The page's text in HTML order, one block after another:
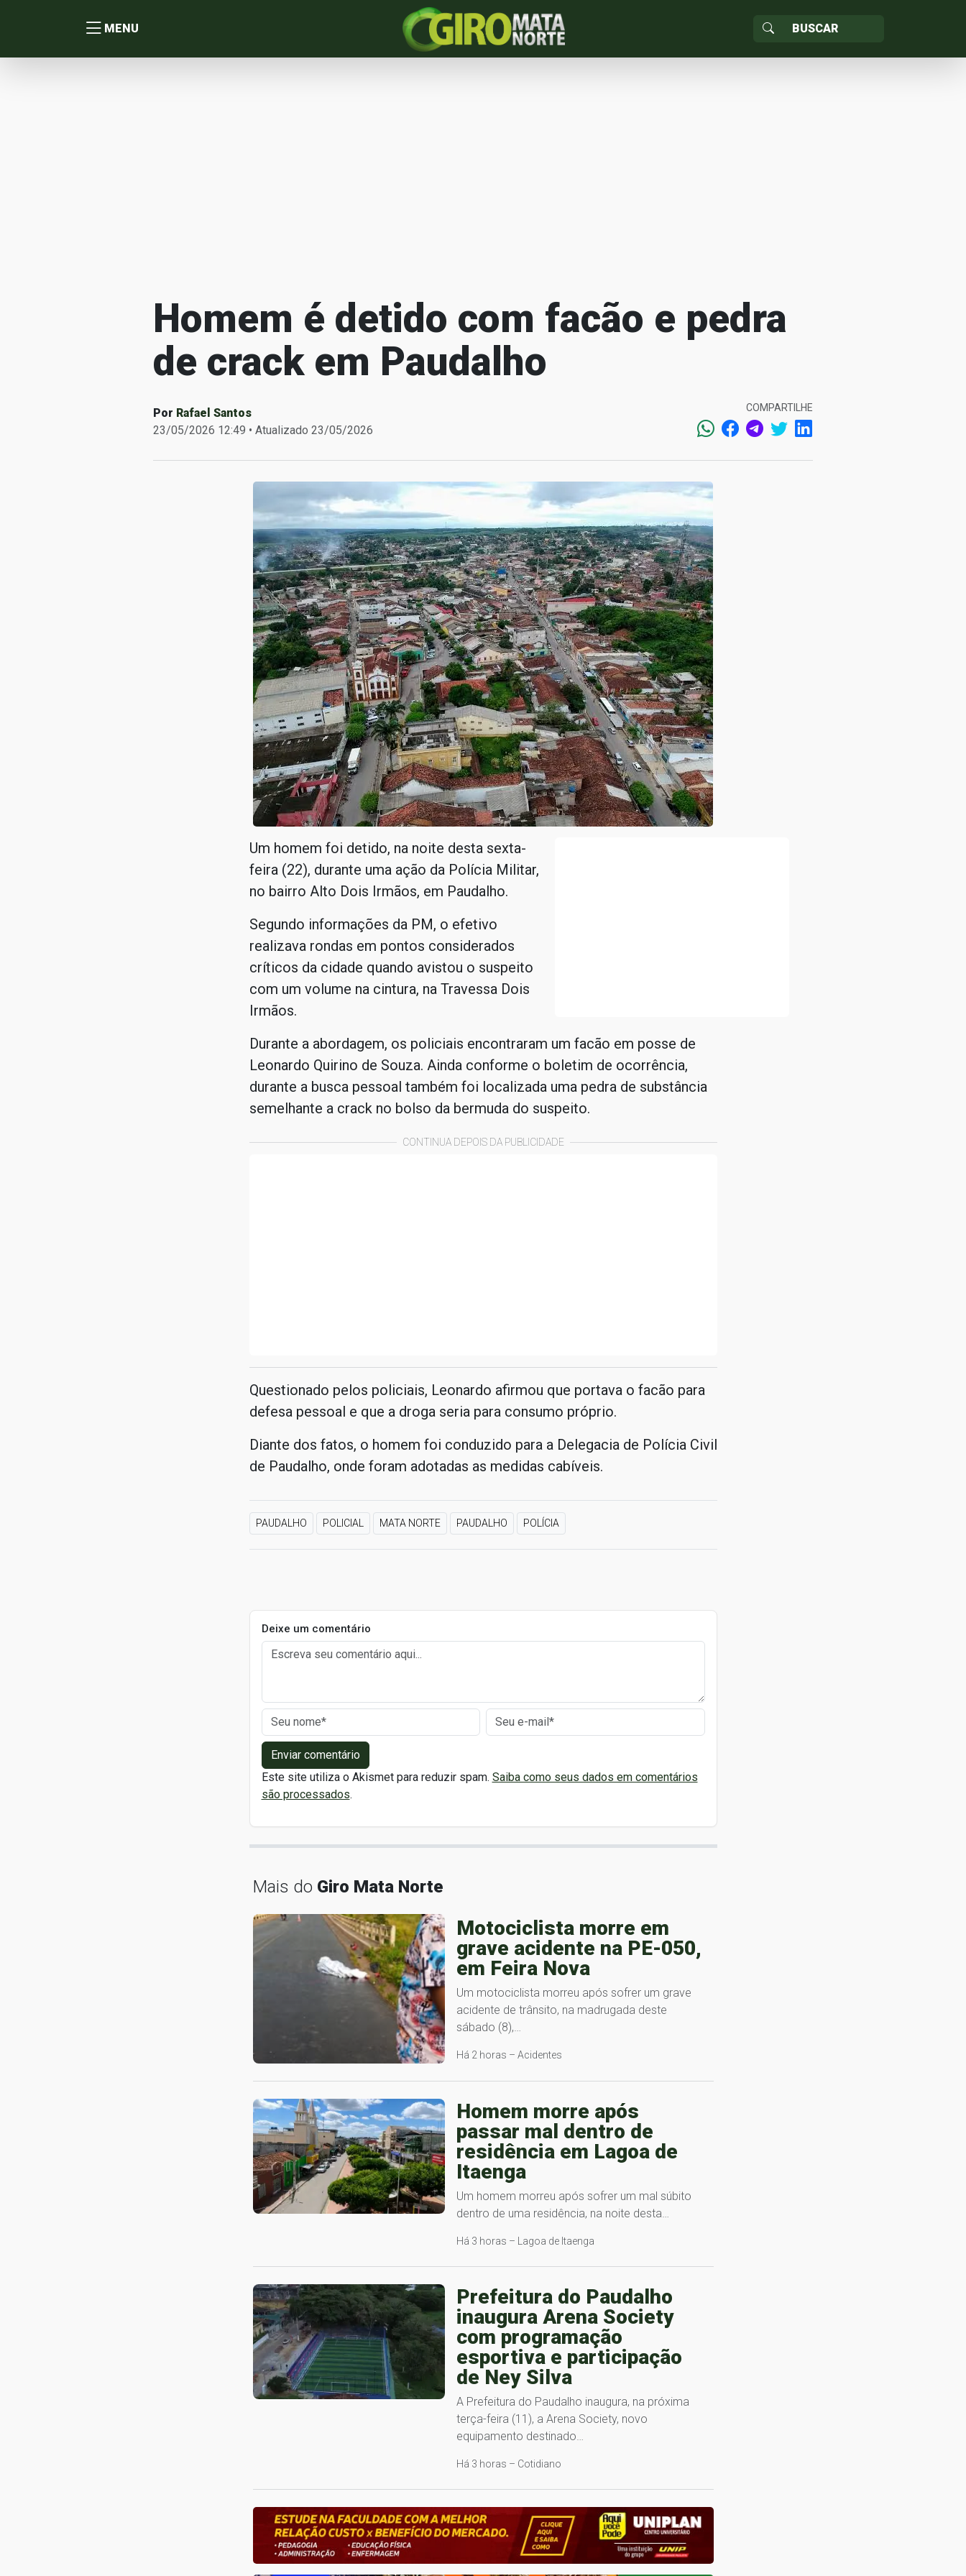
MENU
Homem é detido com facão e pedra
de crack em Paudalho
Por Rafael Santos
23/05/2026 12:49 • Atualizado 23/05/2026
COMPARTILHE
Um homem foi detido, na noite desta sexta-
feira (22), durante uma ação da Polícia Militar,
no bairro Alto Dois Irmãos, em Paudalho.
Segundo informações da PM, o efetivo
realizava rondas em pontos considerados
críticos da cidade quando avistou o suspeito
com um volume na cintura, na Travessa Dois
Irmãos.
Durante a abordagem, os policiais encontraram um facão em posse de
Leonardo Quirino de Souza. Ainda conforme o boletim de ocorrência,
durante a busca pessoal também foi localizada uma pedra de substância
semelhante a crack no bolso da bermuda do suspeito.
CONTINUA DEPOIS DA PUBLICIDADE
Questionado pelos policiais, Leonardo afirmou que portava o facão para
defesa pessoal e que a droga seria para consumo próprio.
Diante dos fatos, o homem foi conduzido para a Delegacia de Polícia Civil
de Paudalho, onde foram adotadas as medidas cabíveis.
PAUDALHO POLICIAL MATA NORTE PAUDALHO POLÍCIA
Deixe um comentário
Enviar comentário
Este site utiliza o Akismet para reduzir spam. Saiba como seus dados em comentários
são processados.
Mais do Giro Mata Norte
Motociclista morre em
grave acidente na PE-050,
em Feira Nova
Um motociclista morreu após sofrer um grave
acidente de trânsito, na madrugada deste
sábado (8),…
Há 2 horas – Acidentes
Homem morre após
passar mal dentro de
residência em Lagoa de
Itaenga
Um homem morreu após sofrer um mal súbito
dentro de uma residência, na noite desta…
Há 3 horas – Lagoa de Itaenga
Prefeitura do Paudalho
inaugura Arena Society
com programação
esportiva e participação
de Ney Silva
A Prefeitura do Paudalho inaugura, na próxima
terça-feira (11), a Arena Society, novo
equipamento destinado…
Há 3 horas – Cotidiano